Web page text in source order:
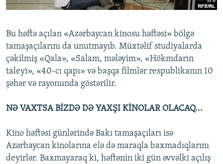
KARIKATURA
İSLAM VƏ DEMOKRATIYA
PEŞƏ ETIKASI VƏ JURNALISTIKA STANDARTLARIMIZ
AZADLIQRADIOSU MOBIL TELEFONUNUZDA
BIZIMLƏ ƏLAQƏ
XƏBƏR BÜLLETENLƏRIMIZ
RFE/RL-in bütün saytları
Bu həftə açılan «Azərbaycan kinosu həftəsi» bölgə
tamaşaçılarını da unutmayıb. Müxtəlif studiyalarda
çəkilmiş «Qala», «Salam, mələyim», «Hökmdarın
taleyi», «40-cı qapı» və başqa filmlər respublikanın 10
şəhər və rayonunda göstərilir.
NƏ VAXTSA BİZDƏ DƏ YAXŞI KİNOLAR OLACAQ...
Kino həftəsi günlərində Bakı tamaşaçıları isə
Azərbaycan kinolarına elə də maraqla baxmadıqlarını
deyirlər. Baxmayaraq ki, həftənin iki gün əvvəlki açılış